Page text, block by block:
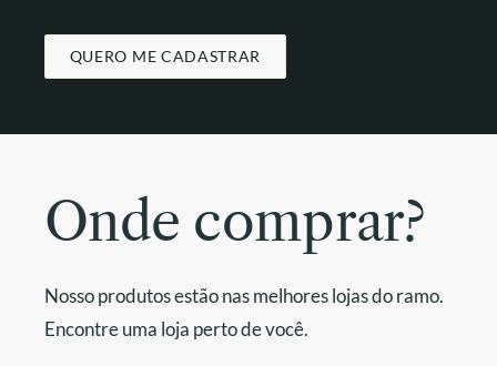
QUERO ME CADASTRAR
Onde comprar?
Nosso produtos estão nas melhores lojas do ramo.
Encontre uma loja perto de você.